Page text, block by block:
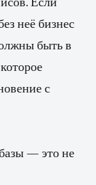
неё бизнес
быть в
с
— это не